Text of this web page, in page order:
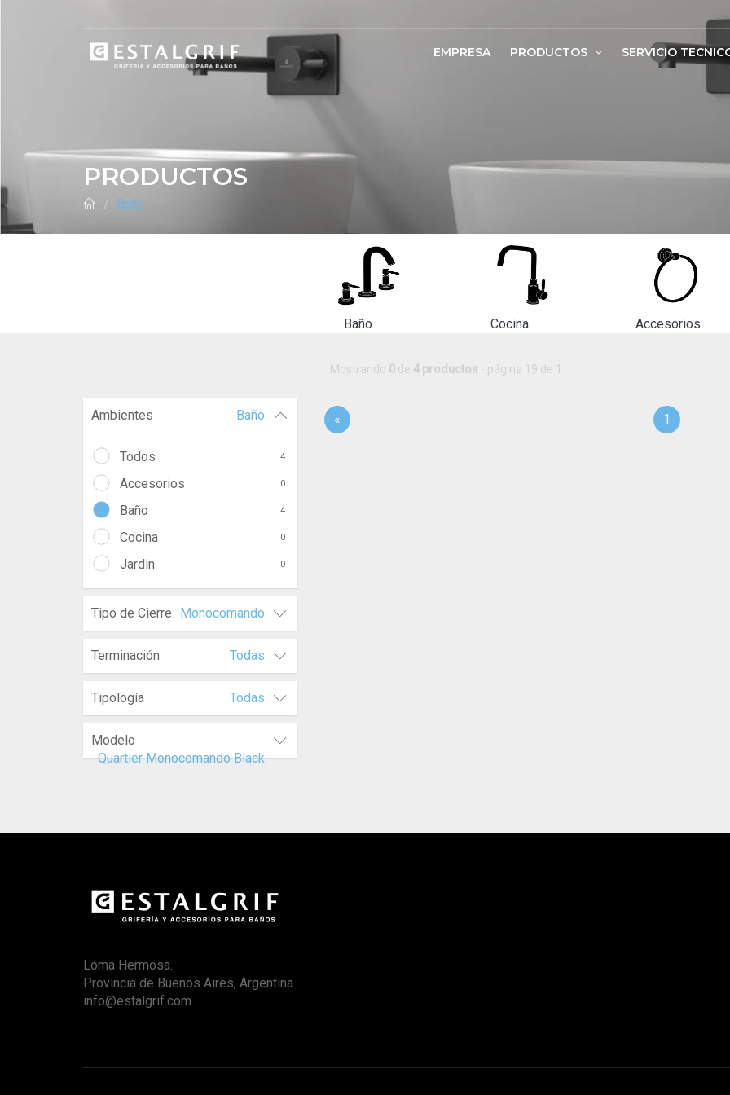
EMPRESA PRODUCTOS SERVICIO
PRODUCTOS
Baño
Baño Cocina Accesorios
Ambientes Baño
Todos 4
Accesorios 0
Baño 4
Cocina 0
Jardin 0
Tipo de Cierre Monocomando
Terminación Todas
Tipología Todas
Modelo
Quartier Monocomando Black
Mostrando 0de 4 productos - página 19 de 1
« 1
Loma Hermosa.
Provincia de Buenos Aires, Argentina.
info@estalgrif.com